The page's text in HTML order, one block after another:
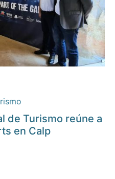
de Turismo reúne a
en Calp